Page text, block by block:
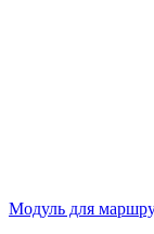
Модуль для